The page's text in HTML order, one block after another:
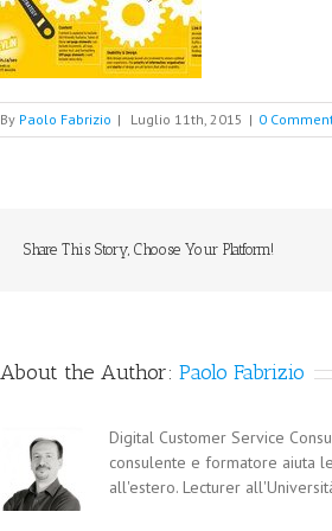
By Paolo Fabrizio | Luglio 11th, 2015 | 0
Share This Story, Choose Your Platform!
About the Author: Paolo Fabrizio
Digital Customer Service
consulente e formatore aiuta
all'estero. Lecturer